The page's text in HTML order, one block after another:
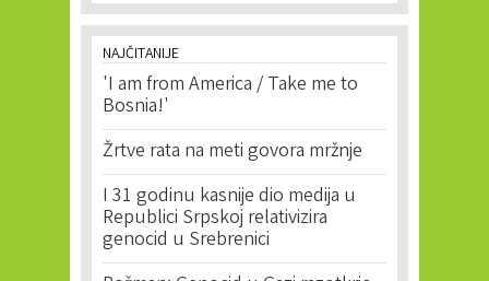
NAJČITANIJE
'I am from America / Take me to
Bosnia!'
Žrtve rata na meti govora mržnje
I 31 godinu kasnije dio medija u
Republici Srpskoj relativizira
genocid u Srebrenici